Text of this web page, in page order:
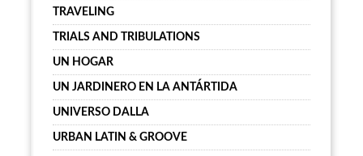
TRAVELING
TRIALS AND TRIBULATIONS
UN HOGAR
UN JARDINERO EN LA ANTÁRTIDA
UNIVERSO DALLA
URBAN LATIN & GROOVE